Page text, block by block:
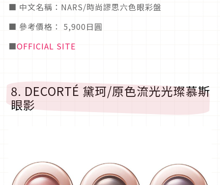
■ 中文名稱：NARS/時尚謬思六色眼彩盤
■ 參考價格： 5,900日圓
■OFFICIAL SITE
8. DECORTÉ 黛珂/原色流光光璨慕斯
眼影